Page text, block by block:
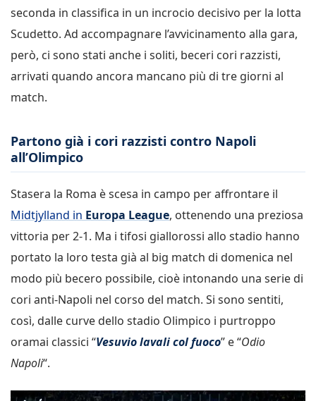
seconda in classifica in un incrocio decisivo per la lotta
Scudetto. Ad accompagnare l’avvicinamento alla gara,
però, ci sono stati anche i soliti, beceri cori razzisti,
arrivati quando ancora mancano più di tre giorni al
match.
Partono già i cori razzisti contro Napoli
all’Olimpico
Stasera la Roma è scesa in campo per affrontare il
Midtjylland in Europa League, ottenendo una preziosa
vittoria per 2-1. Ma i tifosi giallorossi allo stadio hanno
portato la loro testa già al big match di domenica nel
modo più becero possibile, cioè intonando una serie di
cori anti-Napoli nel corso del match. Si sono sentiti,
così, dalle curve dello stadio Olimpico i purtroppo
oramai classici “Vesuvio lavali col fuoco” e “Odio
Napoli“.